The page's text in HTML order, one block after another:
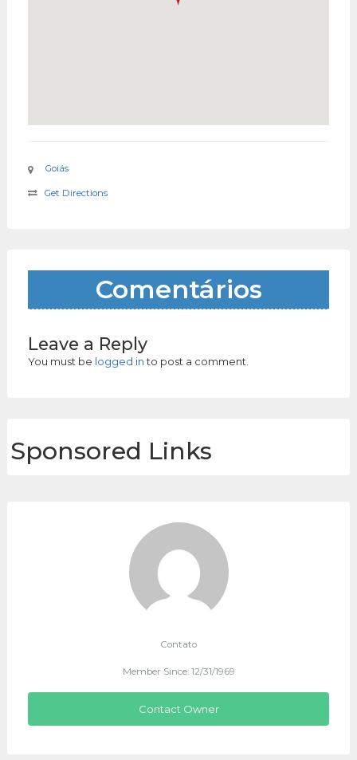
Goiás
Get Directions
Comentários
Leave a Reply
You must be logged into post a comment.
Sponsored Links
Contato
Member Since: 12/31/1969
Contact Owner